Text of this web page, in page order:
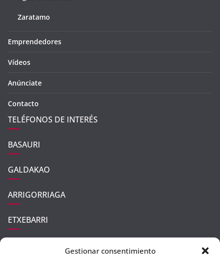
Gestionar consentimiento
Zaratamo
Emprendedores
Vídeos
Anúnciate
Contacto
TELÉFONOS DE INTERÉS
BASAURI
GALDAKAO
ARRIGORRIAGA
ETXEBARRI